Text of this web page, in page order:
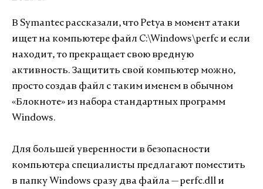
В Symantec рассказали, что Petya в момент атаки
ищет на компьютере файл C:\Windows\perfc и если
находит, то прекращает свою вредную
активность. Защитить свой компьютер можно,
просто создав файл с таким именем в обычном
«Блокноте» из набора стандартных программ
Windows.
Для большей уверенности в безопасности
компьютера специалисты предлагают поместить
в папку Windows сразу два файла — perfc.dll и